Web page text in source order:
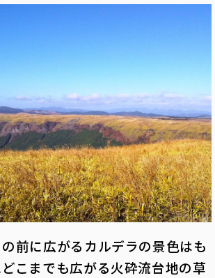
前に広がるカルデラの景色はも
こまでも広がる火砕流台地の草